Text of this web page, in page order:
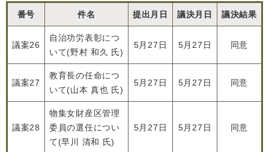
番号 件名 提出月日 議決月日 議決結果
議案26
自治功労表彰につ
いて(野村 和久 氏)
5月27日 5月27日 同意
議案27
教育長の任命につ
いて(山本 真也 氏)
5月27日 5月27日 同意
議案28
物集女財産区管理
委員の選任につい
て(早川 清和 氏)
5月27日 5月27日 同意